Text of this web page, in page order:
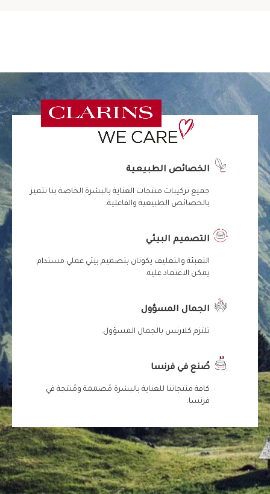
الخصائص الطبيعية
جميع تركيبات منتجات العناية بالبشرة الخاصة بنا تتميز
بالخصائص الطبيعية والفاعلية.
التصميم البيئي
التعبئة والتغليف يكونان بتصميم بيئي عملي مستدام
يمكن الاعتماد عليه.
الجمال المسؤول
تلتزم كلارنس بالجمال المسؤول.
صُنع في فرنسا
كافة منتجاتنا للعناية بالبشرة مُصممة ومُنتجة في
فرنسا.